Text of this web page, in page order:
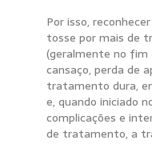
Por isso,
tosse por mais de
(geralmente no fim
cansaço, perda de
tratamento dura,
e, quando iniciado
complicações e
de tratamento, a